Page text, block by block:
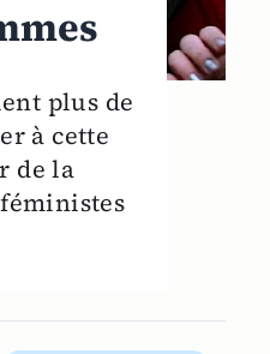
plus de
à cette
de la